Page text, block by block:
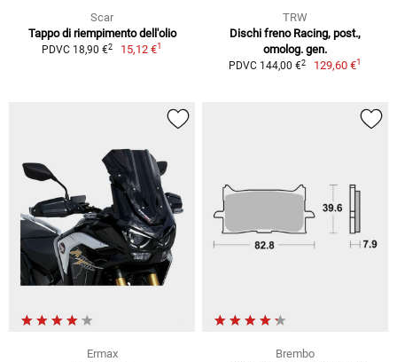
Scar
Tappo di riempimento dell'olio
PDVC 18,90 €2 15,12 €1
TRW
Dischi freno Racing, post.,
omolog. gen.
PDVC 144,00 €2 129,60 €1
Ermax
Brembo